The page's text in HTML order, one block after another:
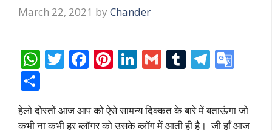
March 22, 2021 by Chander
W
s
T
er
F
b
Pi
e
Li
e
G
l
T
bl
T
gr gl
h
ar
हेलो दोस्तों आज आप को ऐसे सामन्य दिक्कत के बारे में बताऊंगा जो
कभी ना कभी हर ब्लॉगर को उसके ब्लॉग में आती ही है। जी हाँ आज